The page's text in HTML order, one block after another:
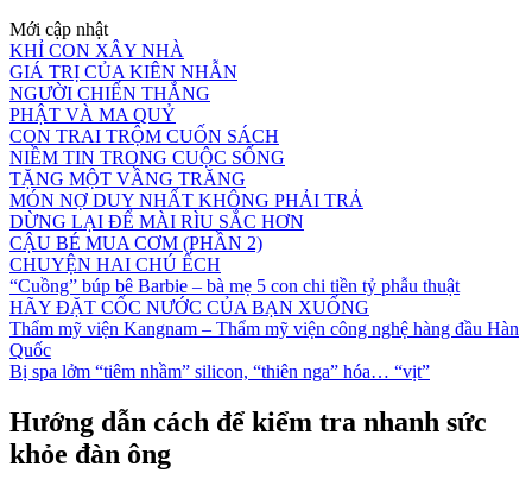
Mới cập nhật
KHỈ CON XÂY NHÀ
GIÁ TRỊ CỦA KIÊN NHẪN
NGƯỜI CHIẾN THẮNG
PHẬT VÀ MA QUỶ
CON TRAI TRỘM CUỐN SÁCH
NIỀM TIN TRONG CUỘC SỐNG
TẶNG MỘT VẦNG TRĂNG
MÓN NỢ DUY NHẤT KHÔNG PHẢI TRẢ
DỪNG LẠI ĐỂ MÀI RÌU SẮC HƠN
CẬU BÉ MUA CƠM (PHẦN 2)
CHUYỆN HAI CHÚ ẾCH
“Cuồng” búp bê Barbie – bà mẹ 5 con chi tiền tỷ phẫu thuật
HÃY ĐẶT CỐC NƯỚC CỦA BẠN XUỐNG
Thẩm mỹ viện Kangnam – Thẩm mỹ viện công nghệ hàng đầu Hàn
Quốc
Bị spa lởm “tiêm nhầm” silicon, “thiên nga” hóa… “vịt”
Hướng dẫn cách để kiểm tra nhanh sức
khỏe đàn ông